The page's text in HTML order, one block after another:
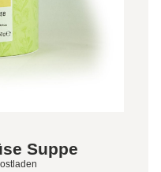
Suppe